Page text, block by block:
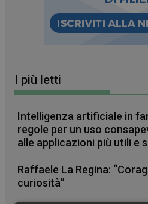
I più letti
Intelligenza artificiale in
regole per un uso
alle applicazioni più utili e
Raffaele La Regina:
curiosità”